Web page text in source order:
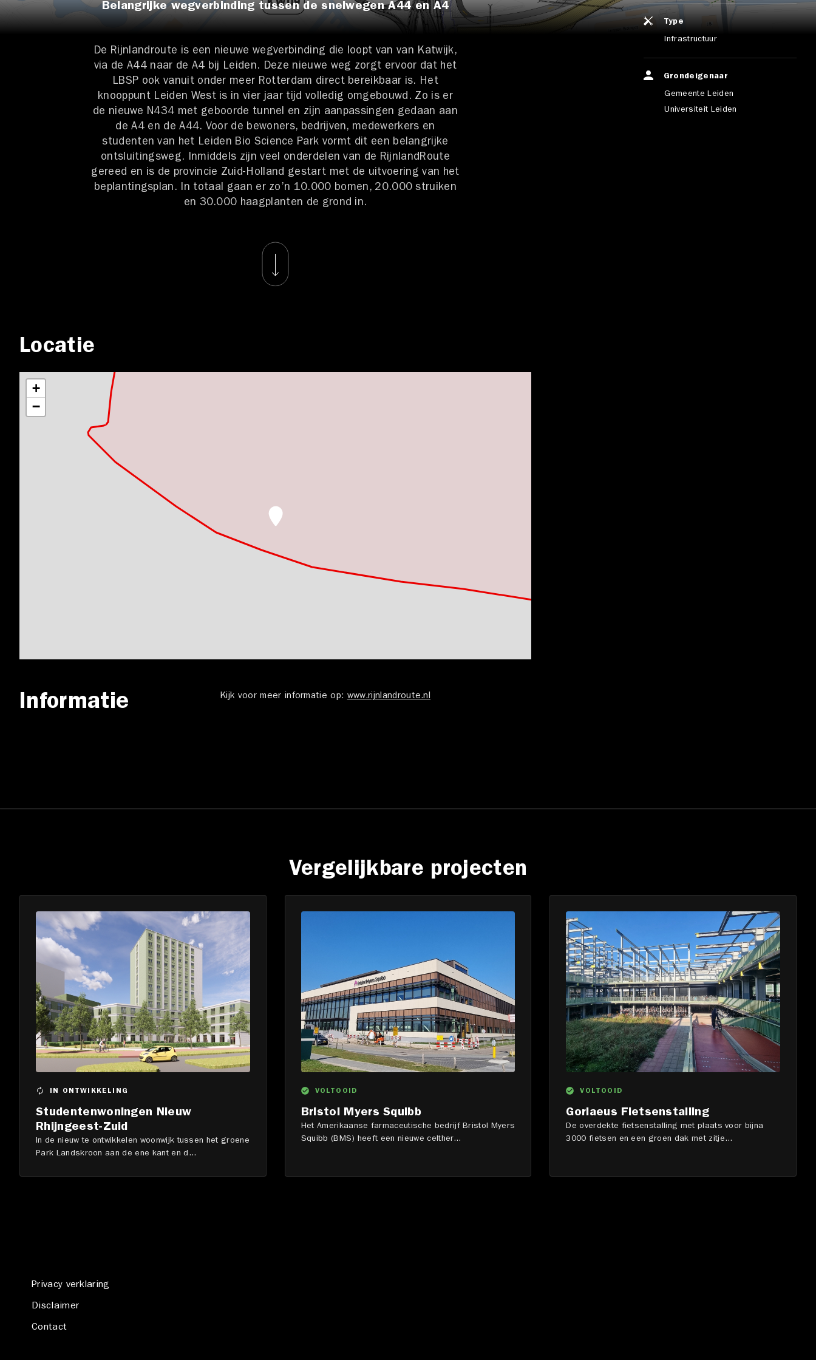
Belangrijke wegverbinding tussen de snelwegen A44 en A4
De Rijnlandroute is een nieuwe wegverbinding die loopt van van Katwijk,
via de A44 naar de A4 bij Leiden. Deze nieuwe weg zorgt ervoor dat het
LBSP ook vanuit onder meer Rotterdam direct bereikbaar is. Het
knooppunt Leiden West is in vier jaar tijd volledig omgebouwd. Zo is er
de nieuwe N434 met geboorde tunnel en zijn aanpassingen gedaan aan
de A4 en de A44. Voor de bewoners, bedrijven, medewerkers en
studenten van het Leiden Bio Science Park vormt dit een belangrijke
ontsluitingsweg. Inmiddels zijn veel onderdelen van de RijnlandRoute
gereed en is de provincie Zuid-Holland gestart met de uitvoering van het
beplantingsplan. In totaal gaan er zo’n 10.000 bomen, 20.000 struiken
en 30.000 haagplanten de grond in.
Locatie
+
−
Informatie Kijk voor meer informatie op: www.rijnlandroute.nl
Type
Infrastructuur
Grondeigenaar
Gemeente Leiden
Universiteit Leiden
Vergelijkbare projecten
IN ONTWIKKELING
Studentenwoningen Nieuw
Rhijngeest-Zuid
In de nieuw te ontwikkelen woonwijk tussen het groene
Park Landskroon aan de ene kant en d...
VOLTOOID
Bristol Myers Squibb
Het Amerikaanse farmaceutische bedrijf Bristol Myers
Squibb (BMS) heeft een nieuwe celther...
VOLTOOID
Gorlaeus Fietsenstalling
De overdekte fietsenstalling met plaats voor bijna
3000 fietsen en een groen dak met zitje...
Privacy verklaring
Disclaimer
Contact